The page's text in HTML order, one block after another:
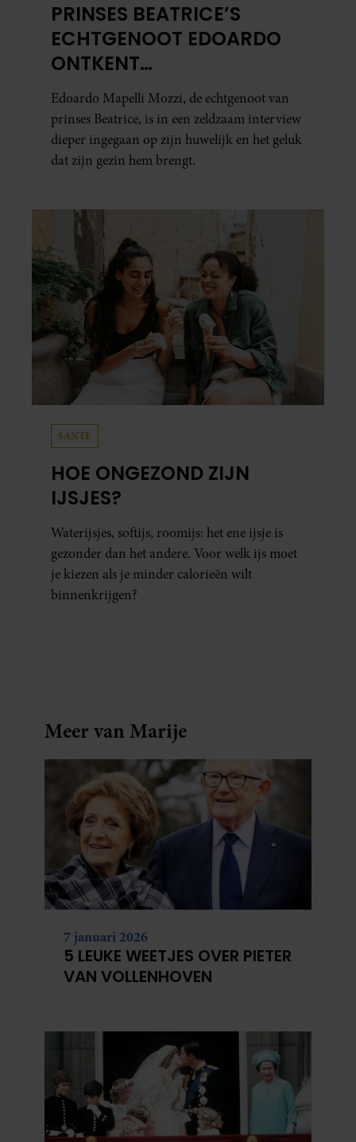
PRINSES BEATRICE’S
ECHTGENOOT EDOARDO
ONTKENT
HUWELIJKSPROBLEMEN
Edoardo Mapelli Mozzi, de echtgenoot van
prinses Beatrice, is in een zeldzaam interview
dieper ingegaan op zijn huwelijk en het geluk
dat zijn gezin hem brengt.
SANTE
HOE ONGEZOND ZIJN
IJSJES?
Waterijsjes, softijs, roomijs: het ene ijsje is
gezonder dan het andere. Voor welk ijs moet
je kiezen als je minder calorieën wilt
binnenkrijgen?
Meer van Marije
7 januari 2026
5 LEUKE WEETJES OVER PIETER
VAN VOLLENHOVEN